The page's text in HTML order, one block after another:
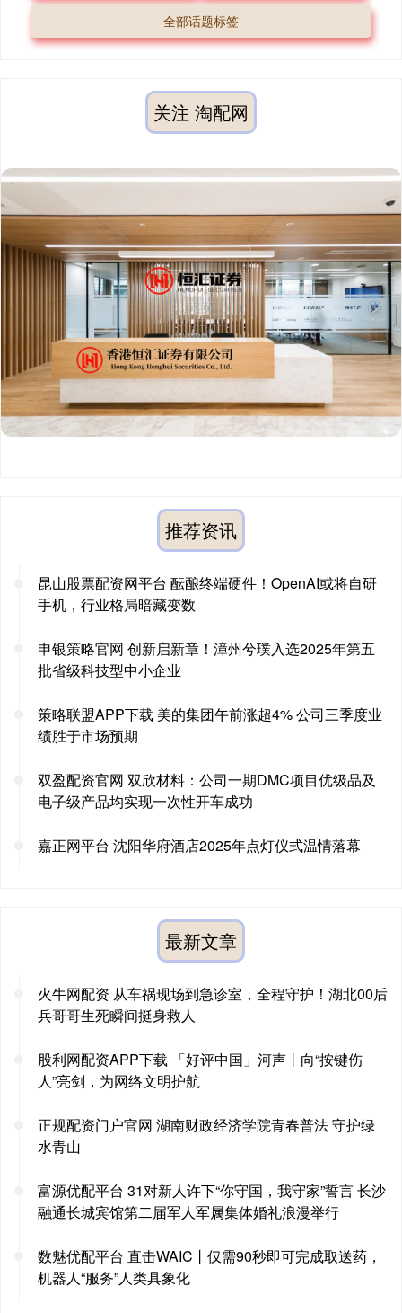
全部话题标签
关注 淘配网
推荐资讯
昆山股票配资网平台 酝酿终端硬件！OpenAI或将自研
手机，行业格局暗藏变数
申银策略官网 创新启新章！漳州兮璞入选2025年第五
批省级科技型中小企业
策略联盟APP下载 美的集团午前涨超4% 公司三季度业
绩胜于市场预期
双盈配资官网 双欣材料：公司一期DMC项目优级品及
电子级产品均实现一次性开车成功
嘉正网平台 沈阳华府酒店2025年点灯仪式温情落幕
最新文章
火牛网配资 从车祸现场到急诊室，全程守护！湖北00后
兵哥哥生死瞬间挺身救人
股利网配资APP下载 「好评中国」河声丨向“按键伤
人”亮剑，为网络文明护航
正规配资门户官网 湖南财政经济学院青春普法 守护绿
水青山
富源优配平台 31对新人许下“你守国，我守家”誓言 长沙
融通长城宾馆第二届军人军属集体婚礼浪漫举行
数魅优配平台 直击WAIC丨仅需90秒即可完成取送药，
机器人“服务”人类具象化